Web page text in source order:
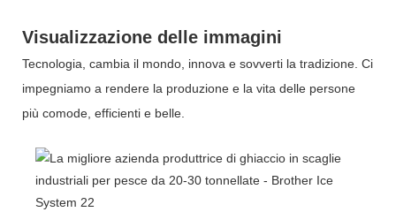
Visualizzazione delle immagini
Tecnologia, cambia il mondo, innova e sovverti la tradizione. Ci
impegniamo a rendere la produzione e la vita delle persone
più comode, efficienti e belle.